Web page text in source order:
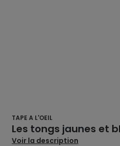
TAPE A L'OEIL
Les tongs jaunes et
Voir la description